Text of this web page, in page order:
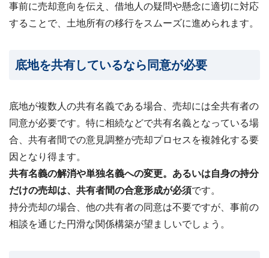
事前に売却意向を伝え、借地人の疑問や懸念に適切に対応
することで、土地所有の移行をスムーズに進められます。
底地を共有しているなら同意が必要
底地が複数人の共有名義である場合、売却には全共有者の
同意が必要です。特に相続などで共有名義となっている場
合、共有者間での意見調整が売却プロセスを複雑化する要
因となり得ます。
共有名義の解消や単独名義への変更。あるいは自身の持分
だけの売却は、共有者間の合意形成が必須です。
持分売却の場合、他の共有者の同意は不要ですが、事前の
相談を通じた円滑な関係構築が望ましいでしょう。